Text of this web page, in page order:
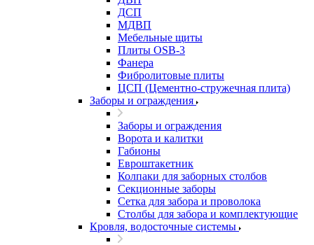
ДСП
МДВП
Мебельные щиты
Плиты OSB-3
Фанера
Фибролитовые плиты
ЦСП (Цементно-стружечная плита)
Заборы и ограждения
Заборы и ограждения
Ворота и калитки
Габионы
Евроштакетник
Колпаки для заборных столбов
Секционные заборы
Сетка для забора и проволока
Столбы для забора и комплектующие
Кровля, водосточные системы